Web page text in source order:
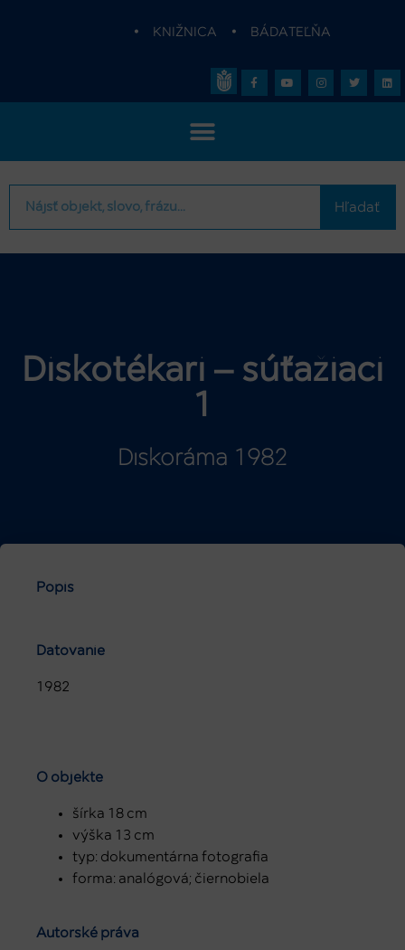
• KNIŽNICA • BÁDATEĽŇA
Hľadať
Diskotékari – súťažiaci
1
Diskoráma 1982
Popis
Datovanie
1982
O objekte
šírka 18 cm
výška 13 cm
typ: dokumentárna fotografia
forma: analógová; čiernobiela
Autorské práva